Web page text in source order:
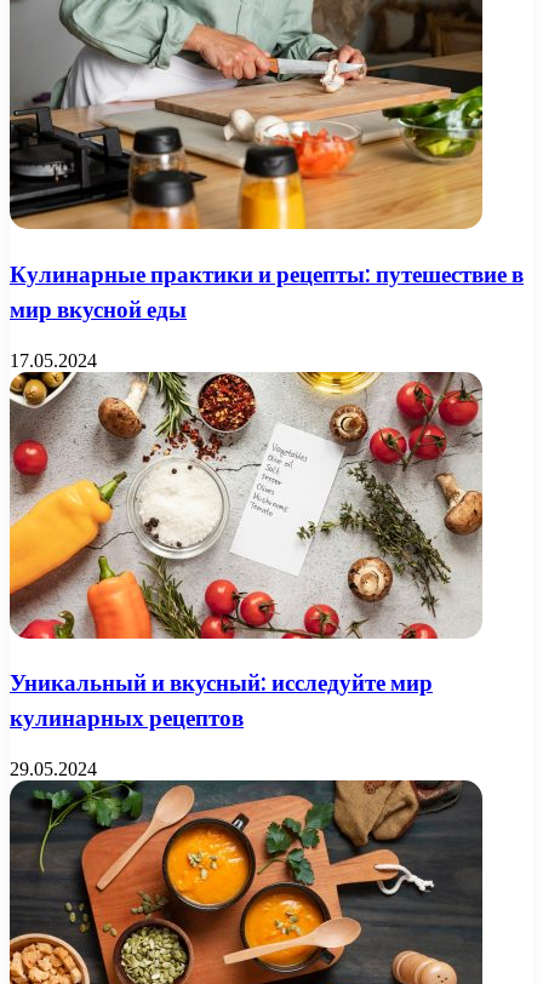
Кулинарные практики и рецепты: путешествие в
мир вкусной еды
17.05.2024
Уникальный и вкусный: исследуйте мир
кулинарных рецептов
29.05.2024